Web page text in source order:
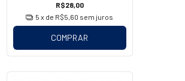
R$28,00
5 x de R$5,60 sem juros
COMPRAR